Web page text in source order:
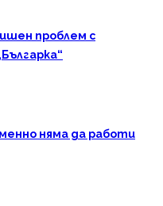
проблем с
няма да работи